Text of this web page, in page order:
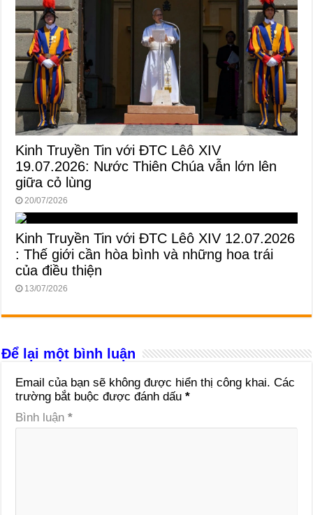
Kinh Truyền Tin với ĐTC Lêô XIV
19.07.2026: Nước Thiên Chúa vẫn lớn lên
giữa cỏ lùng
20/07/2026
Kinh Truyền Tin với ĐTC Lêô XIV 12.07.2026
: Thế giới cần hòa bình và những hoa trái
của điều thiện
13/07/2026
Để lại một bình luận
Email của bạn sẽ không được hiển thị công khai. Các
trường bắt buộc được đánh dấu*
Bình luận*